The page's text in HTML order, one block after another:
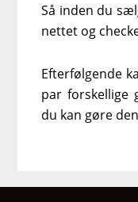
Så inden du
nettet og
Efterfølgende
par forskellige
du kan gøre